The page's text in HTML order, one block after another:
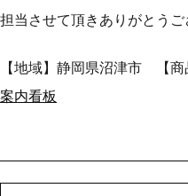
担当させて頂きありがとうご
【地域】静岡県沼津市 【商
案内看板